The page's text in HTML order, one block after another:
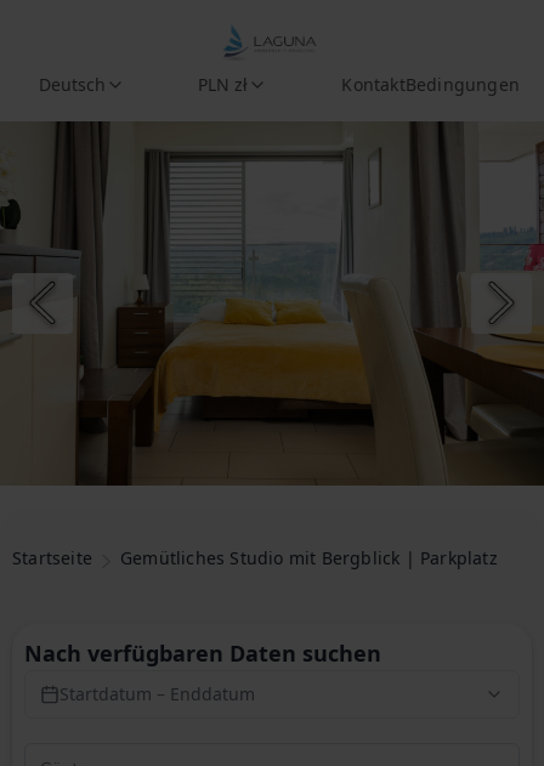
Deutsch PLN zł KontaktBedingungen
Startseite Gemütliches Studio mit Bergblick | Parkplatz
Nach verfügbaren Daten suchen
Startdatum – Enddatum